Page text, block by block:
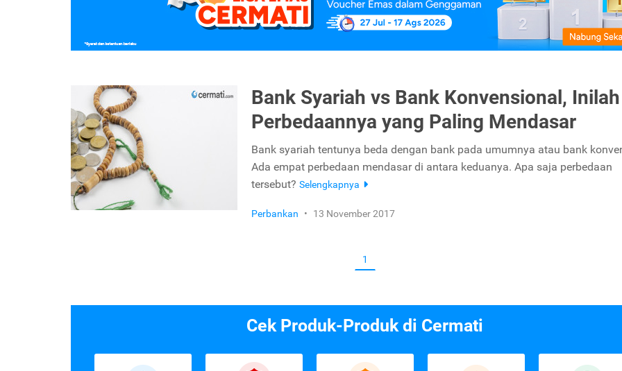
Bank Syariah vs Bank Konvensional,
Perbedaannya yang Paling Mendasar
Bank syariah tentunya beda dengan bank pada umumnya atau bank
Ada empat perbedaan mendasar di antara keduanya. Apa saja perbedaan
tersebut? Selengkapnya
Perbankan • 13 November 2017
1
Cek Produk-Produk di Cermati